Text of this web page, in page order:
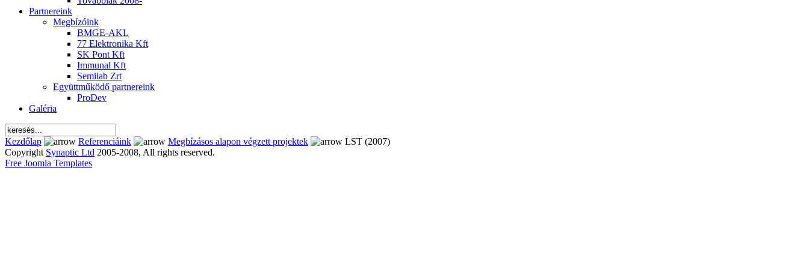
Partnereink
Megbízóink
BMGE-AKL
77 Elektronika Kft
SK Pont Kft
Immunal Kft
Semilab Zrt
Együttműködő partnereink
ProDev
Galéria
Kezdőlap Referenciáink Megbízásos alapon végzett projektek
LST (2007)
Copyright Synaptic Ltd 2005-2008, All rights reserved.
Free Joomla Templates